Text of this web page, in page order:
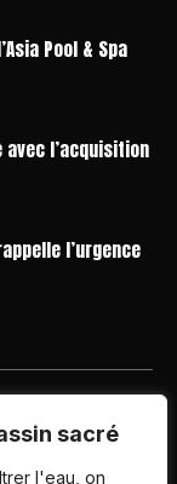
sacré
l'eau, on
Pool & Spa
l’acquisition
l’urgence